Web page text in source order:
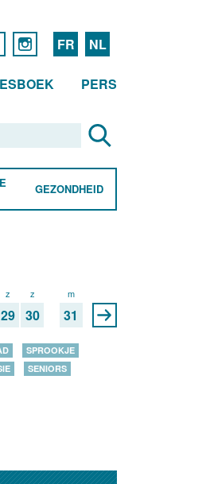
FR NL
PERS
GEZONDHEID
z
29
z
30
m
31
SPROOKJE
SENIORS